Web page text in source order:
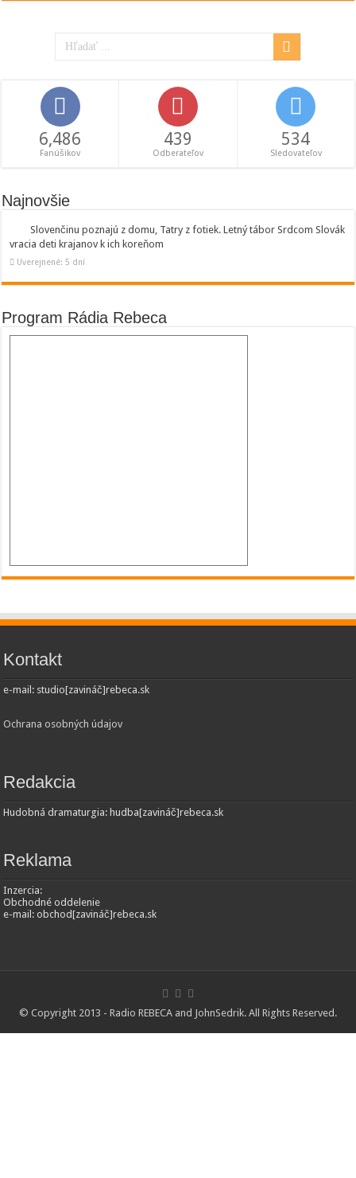
6,486
Fanúšikov
439
Odberateľov
534
Sledovateľov
Najnovšie
Slovenčinu poznajú z domu, Tatry z fotiek. Letný tábor Srdcom Slovák
vracia deti krajanov k ich koreňom
Uverejnené: 5 dní
Program Rádia Rebeca
Kontakt
e-mail: studio[zavináč]rebeca.sk
Ochrana osobných údajov
Redakcia
Hudobná dramaturgia: hudba[zavináč]rebeca.sk
Reklama
Inzercia:
Obchodné oddelenie
e-mail: obchod[zavináč]rebeca.sk
© Copyright 2013 - Radio REBECA and JohnSedrik. All Rights Reserved.